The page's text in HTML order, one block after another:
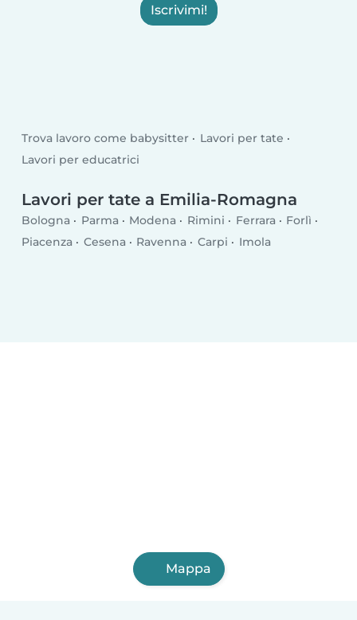
Iscrivimi!
Trova lavoro come babysitter
Lavori per tate
Lavori per educatrici
Lavori per tate a Emilia-Romagna
Bologna Parma Modena Rimini Ferrara
Forlì
Piacenza
Cesena Ravenna Carpi Imola
Mappa